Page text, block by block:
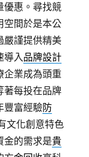
優惠。尋找競
空間於是本公
嚴謹提供精美
導入品牌設計
企業成為頭重
著每投在品牌
豐富經驗防
文化創意特色
金的需求是貴